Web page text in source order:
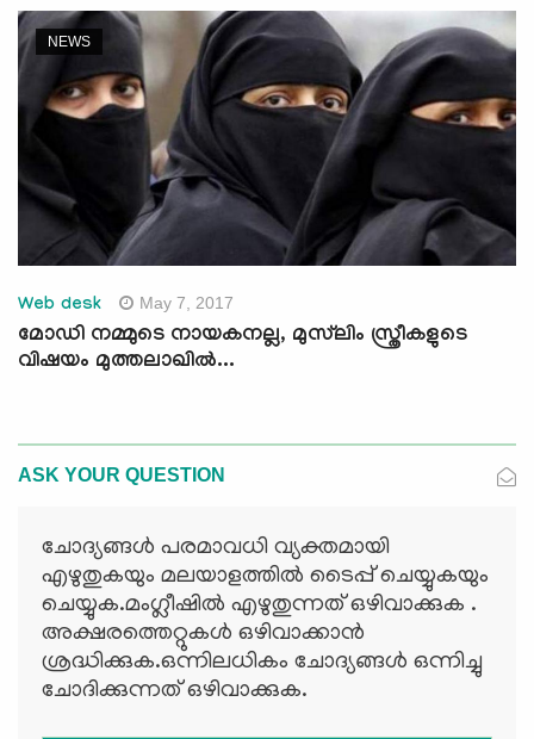
NEWS
Web desk May 7, 2017
മോഡി നമ്മുടെ നായകനല്ല, മുസ്‌ലിം സ്ത്രീകളുടെ
വിഷയം മുത്തലാഖില്‍...
ASK YOUR QUESTION
ചോദ്യങ്ങള്‍ പരമാവധി വ്യക്തമായി
എഴുതുകയും മലയാളത്തില്‍ ടൈപ്പ് ചെയ്യുകയും
ചെയ്യുക.മംഗ്ലീഷില്‍ എഴുതുന്നത് ഒഴിവാക്കുക .
അക്ഷരത്തെറ്റുകള്‍ ഒഴിവാക്കാന്‍
ശ്രദ്ധിക്കുക.ഒന്നിലധികം ചോദ്യങ്ങള്‍ ഒന്നിച്ചു
ചോദിക്കുന്നത് ഒഴിവാക്കുക.